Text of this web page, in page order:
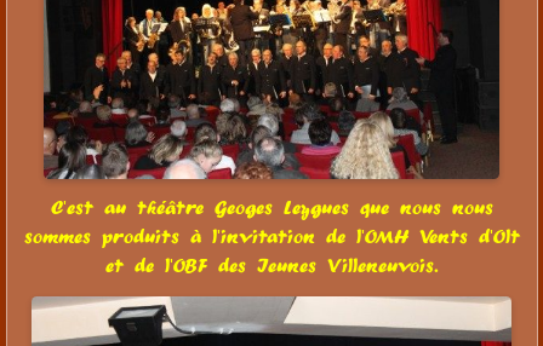
C'est au théâtre Geoges Leygues que nous nous
sommes produits à l'invitation de l'OMH Vents d'Olt
et de l'OBF des Jeunes Villeneuvois.